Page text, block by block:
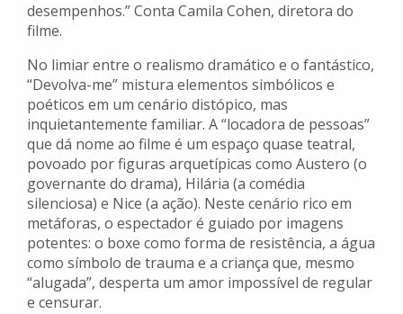
desempenhos.” Conta Camila Cohen, diretora do
filme.
No limiar entre o realismo dramático e o fantástico,
“Devolva-me” mistura elementos simbólicos e
poéticos em um cenário distópico, mas
inquietantemente familiar. A “locadora de pessoas”
que dá nome ao filme é um espaço quase teatral,
povoado por figuras arquetípicas como Austero (o
governante do drama), Hilária (a comédia
silenciosa) e Nice (a ação). Neste cenário rico em
metáforas, o espectador é guiado por imagens
potentes: o boxe como forma de resistência, a água
como símbolo de trauma e a criança que, mesmo
“alugada”, desperta um amor impossível de regular
e censurar.